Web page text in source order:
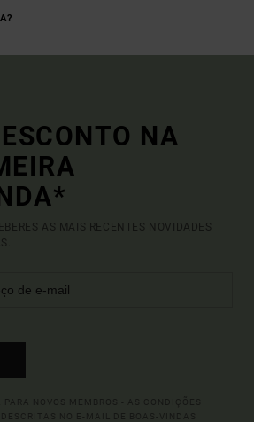
NA
AS MAIS RECENTES NOVIDADES